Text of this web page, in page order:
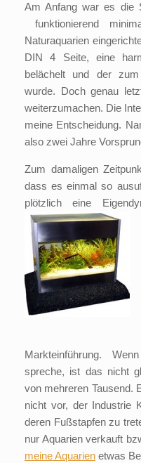
Am Anfang war es die
funktionierend
Naturaquarien
DIN 4 Seite, eine
belächelt und der
wurde. Doch genau
weiterzumachen. Die
meine Entscheidung.
also zwei Jahre
Zum damaligen
dass es einmal so
plötzlich eine
Markteinführung.
spreche, ist das nicht
von mehreren Tausend.
nicht vor, der Industrie
deren Fußstapfen zu
nur Aquarien verkauft
meine Aquarien etwas